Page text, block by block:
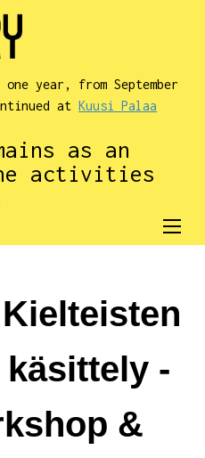
year, from September
atKuusi Palaa
as an
activities
-
&